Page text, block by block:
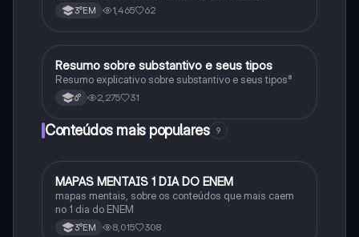
3°EM 1,465 62
Português
Resumo sobre substantivo e seus tipos
Resumo explicativo sobre substantivo e seus tipos⁸
6° 2,275 31
Conteúdos mais populares 9
Português
MAPAS MENTAIS 1 DIA DO ENEM
mapas mentais, sobre os conteúdos que mais caem
no 1 dia do ENEM
3°EM 8,015 308